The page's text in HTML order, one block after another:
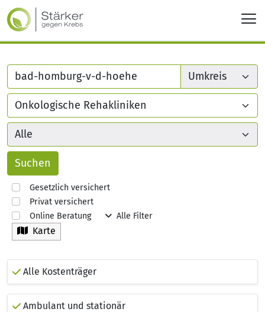
Gesetzlich versichert
Privat versichert
Online Beratung
Alle Filter
Karte
Alle Kostenträger
Ambulant und stationär